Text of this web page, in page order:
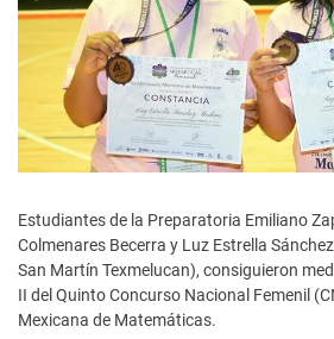
Estudiantes de la Preparatoria Emiliano
Colmenares Becerra y Luz Estrella
San Martín Texmelucan), consiguieron
II del Quinto Concurso Nacional Femenil
Mexicana de Matemáticas.